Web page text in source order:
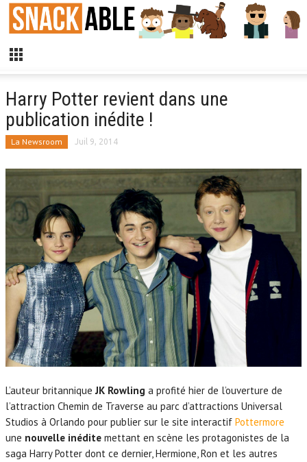
Harry Potter revient dans une
publication inédite !
La Newsroom Juil 9, 2014
L’auteur britannique JK Rowling a profité hier de l’ouverture de
l’attraction Chemin de Traverse au parc d’attractions Universal
Studios à Orlando pour publier sur le site interactif Pottermore
une nouvelle inédite mettant en scène les protagonistes de la
saga Harry Potter dont ce dernier, Hermione, Ron et les autres